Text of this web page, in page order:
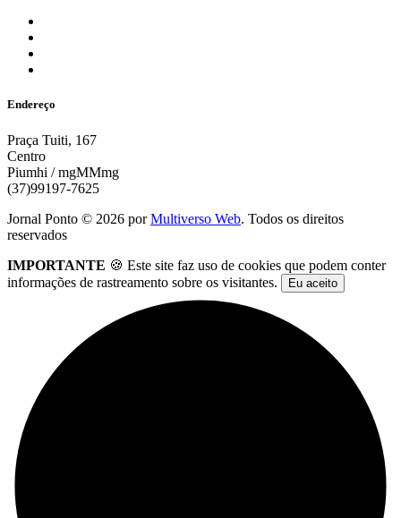
Endereço
Praça Tuiti, 167
Centro
Piumhi / mgMMmg
(37)99197-7625
Jornal Ponto © 2026 porMultiverso Web. Todos os direitos
reservados
IMPORTANTE 🍪 Este site faz uso de cookies que podem conter
informações de rastreamento sobre os visitantes.
Eu aceito